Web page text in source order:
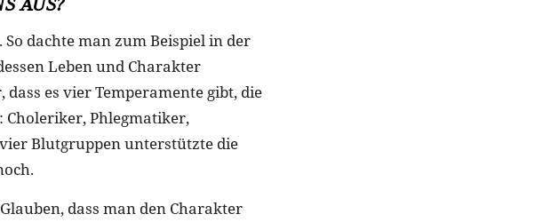
AUS?
dachte man zum Beispiel in der
Leben und Charakter
es vier Temperamente gibt, die
Phlegmatiker,
Blutgruppen unterstützte die
dass man den Charakter